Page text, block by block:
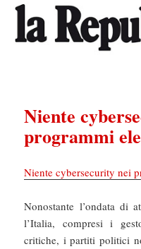
Niente
programmi
Niente cybersecurity nei
Nonostante l’ondata di
l’Italia, compresi i
critiche, i partiti politici